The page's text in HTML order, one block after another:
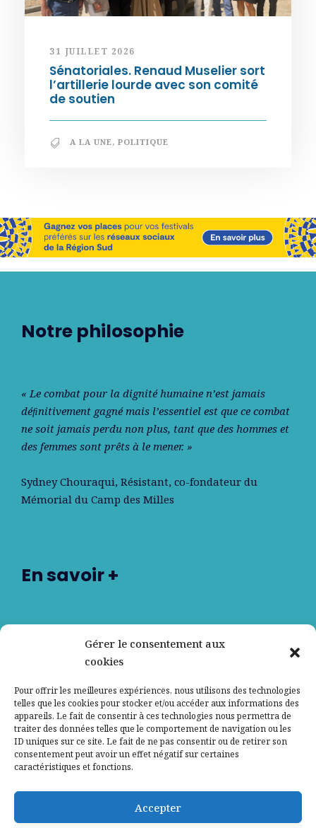
Gérer le consentement aux
cookies
Pour offrir les meilleures expériences, nous utilisons des technologies
telles que les cookies pour stocker et/ou accéder aux informations des
appareils. Le fait de consentir à ces technologies nous permettra de
traiter des données telles que le comportement de navigation ou les
ID uniques sur ce site. Le fait de ne pas consentir ou de retirer son
consentement peut avoir un effet négatif sur certaines
caractéristiques et fonctions.
Accepter
31 JUILLET 2026
Sénatoriales. Renaud Muselier sort
l’artillerie lourde avec son comité
de soutien
A LA UNE, POLITIQUE
Notre philosophie
« Le combat pour la dignité humaine n’est jamais
déﬁnitivement gagné mais l’essentiel est que ce combat
ne soit jamais perdu non plus, tant que des hommes et
des femmes sont prêts à le mener. »
Sydney Chouraqui, Résistant, co-fondateur du
Mémorial du Camp des Milles
En savoir +
Contactez-nous
Mentions légales